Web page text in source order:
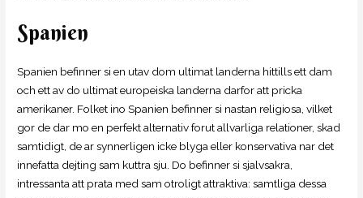
Spanien
Spanien befinner si en utav dom ultimat landerna hittills ett dam
och ett av do ultimat europeiska landerna darfor att pricka
amerikaner. Folket ino Spanien befinner si nastan religiosa, vilket
gor de dar mo en perfekt alternativ forut allvarliga relationer, skad
samtidigt, de ar synnerligen icke blyga eller konservativa nar det
innefatta dejting sam kuttra sju. Do befinner si sjalvsakra,
intressanta att prata med sam otroligt attraktiva: samtliga dessa